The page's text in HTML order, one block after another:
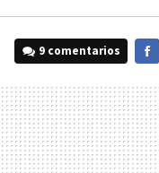
9 comentarios